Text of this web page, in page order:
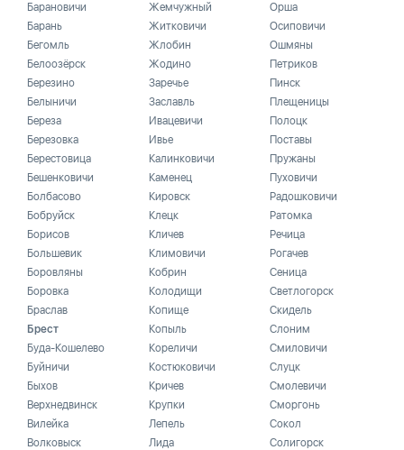
Барановичи
Барань
Бегомль
Белоозёрск
Березино
Белыничи
Береза
Березовка
Берестовица
Бешенковичи
Болбасово
Бобруйск
Борисов
Большевик
Боровляны
Боровка
Браслав
Брест
Буда-Кошелево
Буйничи
Быхов
Верхнедвинск
Вилейка
Волковыск
Жемчужный
Житковичи
Жлобин
Жодино
Заречье
Заславль
Ивацевичи
Ивье
Калинковичи
Каменец
Кировск
Клецк
Кличев
Климовичи
Кобрин
Колодищи
Копище
Копыль
Кореличи
Костюковичи
Кричев
Крупки
Лепель
Лида
Орша
Осиповичи
Ошмяны
Петриков
Пинск
Плещеницы
Полоцк
Поставы
Пружаны
Пуховичи
Радошковичи
Ратомка
Речица
Рогачев
Сеница
Светлогорск
Скидель
Слоним
Смиловичи
Слуцк
Смолевичи
Сморгонь
Сокол
Солигорск